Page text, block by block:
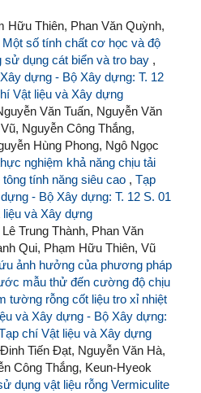
Hữu Thiên, Phan Văn Quỳnh,
Một số tính chất cơ học và độ
sử dụng cát biển và tro bay ,
dựng - Bộ Xây dựng: T. 12
Vật liệu và Xây dựng
Văn Tuấn, Nguyễn Văn
Nguyễn Công Thắng,
Hùng Phong, Ngô Ngọc
nghiệm khả năng chịu tải
tính năng siêu cao , Tạp
- Bộ Xây dựng: T. 12 S. 01
liệu và Xây dựng
Trung Thành, Phan Văn
Qui, Phạm Hữu Thiên, Vũ
ảnh hưởng của phương pháp
mẫu thử đến cường độ chịu
tường rỗng cốt liệu tro xỉ nhiệt
và Xây dựng - Bộ Xây dựng:
chí Vật liệu và Xây dựng
Tiến Đạt, Nguyễn Văn Hà,
Công Thắng, Keun-Hyeok
dụng vật liệu rỗng Vermiculite